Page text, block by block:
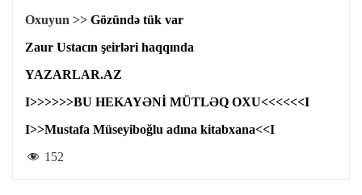
Oxuyun >> Gözündə tük var
Zaur Ustacın şeirləri haqqında
YAZARLAR.AZ
I>>>>>>BU HEKAYƏNİ MÜTLƏQ OXU<<<<<<I
I>>Mustafa Müseyiboğlu adına kitabxana<<I
152